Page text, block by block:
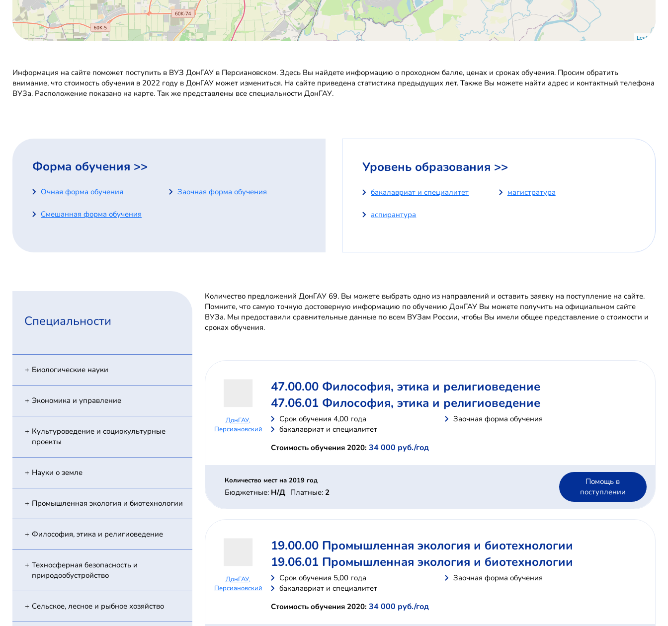
Leaflet
Информация на сайте поможет поступить в ВУЗ ДонГАУ в Персиановском. Здесь Вы найдете информацию о проходном балле, ценах и сроках обучения. Просим обратить
внимание, что стоимость обучения в 2022 году в ДонГАУ может измениться. На сайте приведена статистика предыдущих лет. Также Вы можете найти адрес и контактный телефона
ВУЗа. Расположение показано на карте. Так же представлены все специальности ДонГАУ.
Форма обучения >>
Очная форма обучения Заочная форма обучения
Смешанная форма обучения
Уровень образования >>
бакалавриат и специалитет магистратура
аспирантура
Специальности
Биологические науки
Экономика и управление
Культуроведение и социокультурные
проекты
Науки о земле
Промышленная экология и биотехнологии
Философия, этика и религиоведение
Техносферная безопасность и
природообустройство
Сельское, лесное и рыбное хозяйство
Количество предложений ДонГАУ 69. Вы можете выбрать одно из направлений и оставить заявку на поступление на сайте.
Помните, что самую точную достоверную информацию по обучению ДонГАУ Вы можете получить на официальном сайте
ВУЗа. Мы предоставили сравнительные данные по всем ВУЗам России, чтобы Вы имели общее представление о стоимости и
сроках обучения.
ДонГАУ,
Персиановский
47.00.00 Философия, этика и религиоведение
47.06.01 Философия, этика и религиоведение
Cрок обучения 4,00 года
Заочная форма обучения
бакалавриат и специалитет
Стоимость обучения 2020: 34 000 руб./год
Количество мест на 2019 год
Бюджетные: Н/Д Платные: 2
Помощь в
поступлении
ДонГАУ,
Персиановский
19.00.00 Промышленная экология и биотехнологии
19.06.01 Промышленная экология и биотехнологии
Cрок обучения 5,00 года
Заочная форма обучения
бакалавриат и специалитет
Стоимость обучения 2020: 34 000 руб./год